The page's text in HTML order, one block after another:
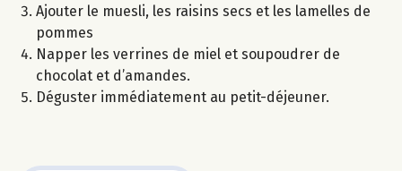
Ajouter le muesli, les raisins secs et les lamelles de
pommes
Napper les verrines de miel et soupoudrer de
chocolat et d’amandes.
Déguster immédiatement au petit-déjeuner.